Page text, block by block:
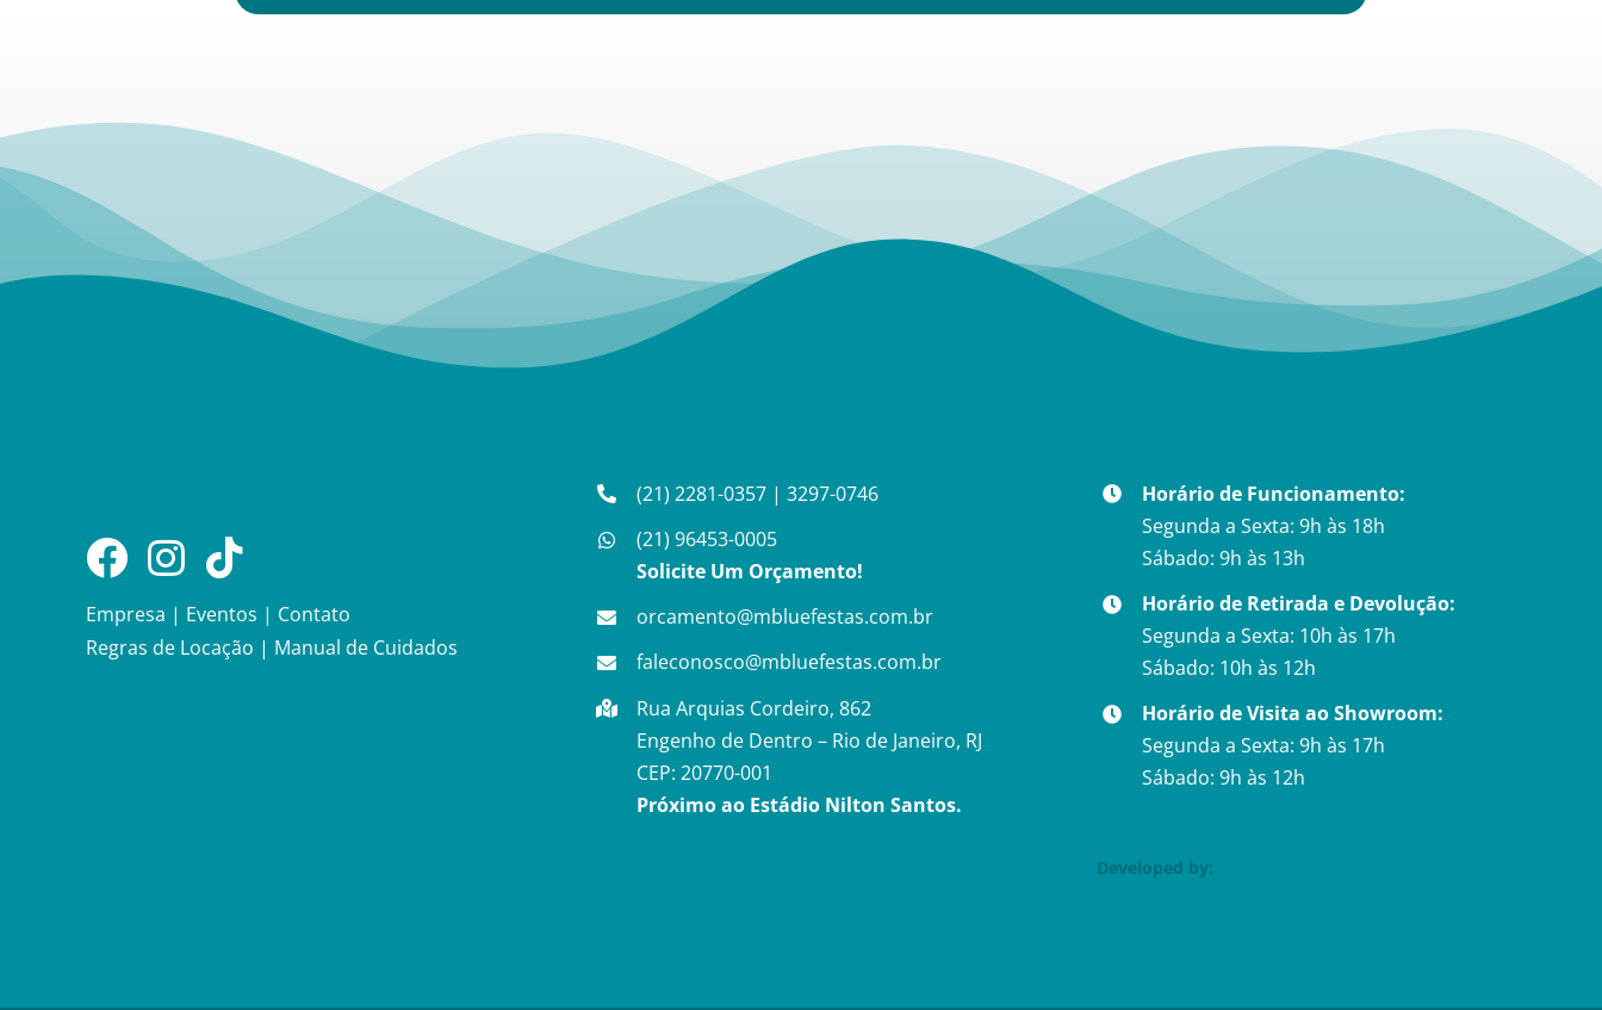
Empresa | Eventos | Contato
Regras de Locação | Manual de Cuidados
(21) 2281-0357 |3297-0746
(21) 96453-0005
Solicite Um Orçamento!
orcamento@mbluefestas.com.br
faleconosco@mbluefestas.com.br
Rua Arquias Cordeiro, 862
Engenho de Dentro – Rio de Janeiro, RJ
CEP: 20770-001
Próximo ao Estádio Nilton Santos.
Horário de Funcionamento:
Segunda a Sexta: 9h às 18h
Sábado: 9h às 13h
Horário de Retirada e Devolução:
Segunda a Sexta: 10h às 17h
Sábado: 10h às 12h
Horário de Visita ao Showroom:
Segunda a Sexta: 9h às 17h
Sábado: 9h às 12h
Developed by: